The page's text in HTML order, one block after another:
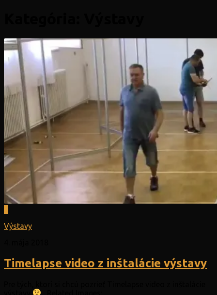
Výstavy
Timelapse video z inštalácie výstavy